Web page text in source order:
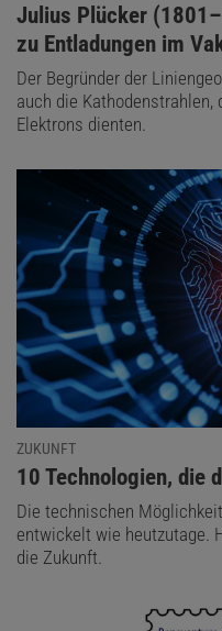
:
Julius Plücker
zu Entladungen im
Der Begründer der
auch die
Elektrons dienten.
ZUKUNFT
:
10 Technologien, die
Die technischen
entwickelt wie heutzutage.
die Zukunft.